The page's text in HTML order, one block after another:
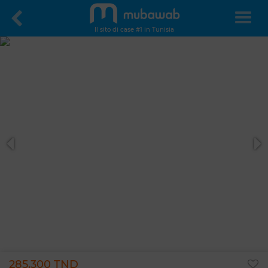
Il sito di case #1 in Tunisia
285.300 TND